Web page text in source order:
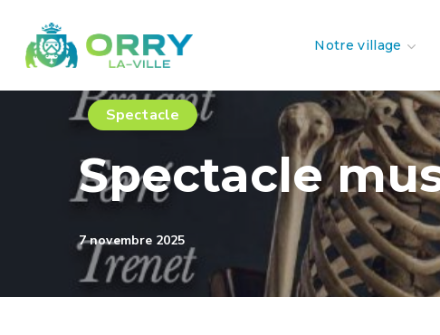
Notre village
Spectacle
Spectacle
7 novembre 2025